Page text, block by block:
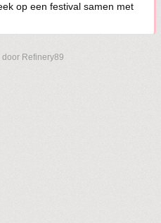
op een festival samen met
Refinery89